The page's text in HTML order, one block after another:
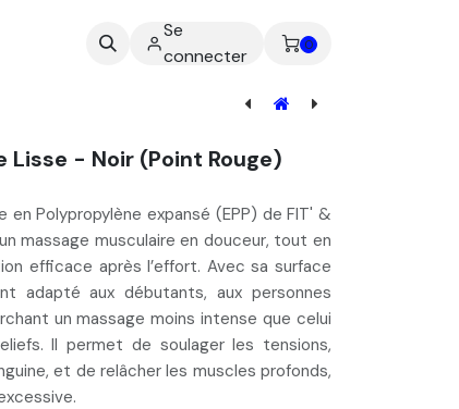
Se
connecter
0
Lisse - Noir (Point Rouge)
en Polypropylène expansé (EPP) de FIT' &
un massage musculaire en douceur, tout en
efficace après l’effort. Avec sa surface
adapté aux débutants, aux personnes
un massage moins intense que celui
Il permet de soulager les tensions,
et de relâcher les muscles profonds,